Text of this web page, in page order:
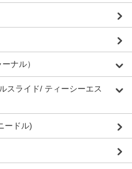
ナル）
スライド/ ティーシーエス
ードル)